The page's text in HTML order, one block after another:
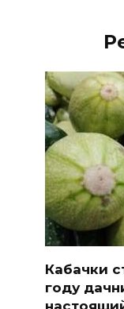
Кабачки
году